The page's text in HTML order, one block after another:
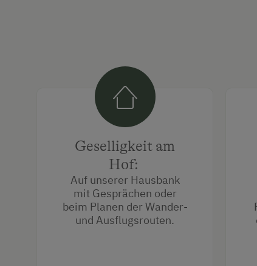
Geselligkeit am
Hof:
Auf unserer Hausbank
mit Gesprächen oder
beim Planen der Wander-
und Ausflugsrouten.